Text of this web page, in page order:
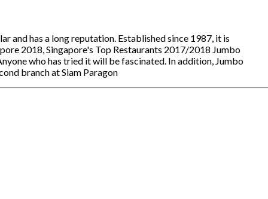
and has a long reputation. Established since 1987, it is
2018, Singapore's Top Restaurants 2017/2018 Jumbo
who has tried it will be fascinated. In addition, Jumbo
branch at Siam Paragon